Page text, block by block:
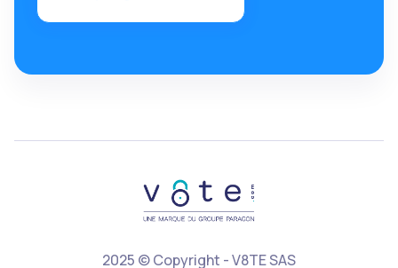
2025 © Copyright - V8TE SAS